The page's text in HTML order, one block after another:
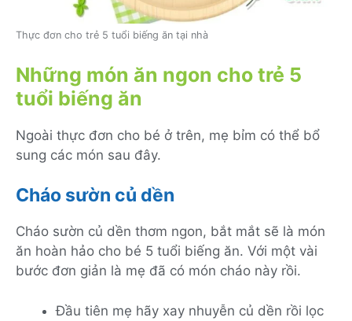
Thực đơn cho trẻ 5 tuổi biếng ăn tại nhà
Những món ăn ngon cho trẻ 5
tuổi biếng ăn
Ngoài thực đơn cho bé ở trên, mẹ bỉm có thể bổ
sung các món sau đây.
Cháo sườn củ dền
Cháo sườn củ dền thơm ngon, bắt mắt sẽ là món
ăn hoàn hảo cho bé 5 tuổi biếng ăn. Với một vài
bước đơn giản là mẹ đã có món cháo này rồi.
Đầu tiên mẹ hãy xay nhuyễn củ dền rồi lọc